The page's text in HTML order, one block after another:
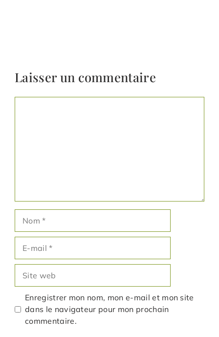
Laisser un commentaire
mail
web
Enregistrer mon nom, mon e-mail et mon site
dans le navigateur pour mon prochain
commentaire.